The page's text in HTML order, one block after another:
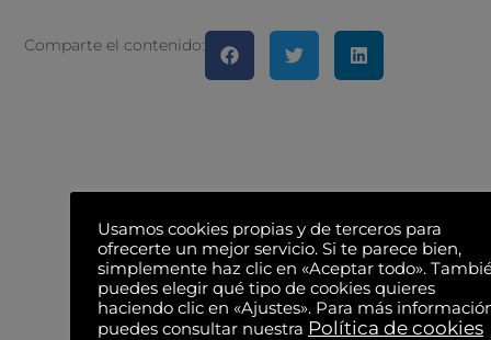
Comparte el contenido:
También te puede
interesar...
Usamos cookies propias y de terceros para
ofrecerte un mejor servicio. Si te parece bien,
simplemente haz clic en «Aceptar todo».
puedes elegir qué tipo de cookies quieres
haciendo clic en «Ajustes». Para más
puedes consultar nuestra Política de cookies